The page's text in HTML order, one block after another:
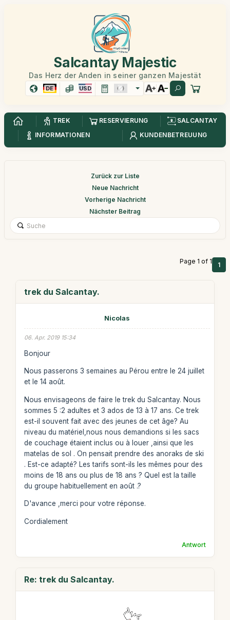
Salcantay Majestic
Das Herz der Anden in seiner ganzen Majestät
DE USD
TREK RESERVIERUNG
SALCANTAY
INFORMATIONEN
KUNDENBETREUUNG
Zurück zur Liste
Neue Nachricht
Vorherige Nachricht
Nächster Beitrag
Page 1 of 1 1
trek du Salcantay.
Nicolas
06. Apr. 2019 15:34
Bonjour
Nous passerons 3 semaines au Pérou entre le 24 juillet
et le 14 août.
Nous envisageons de faire le trek du Salcantay. Nous
sommes 5 :2 adultes et 3 ados de 13 à 17 ans. Ce trek
est-il souvent fait avec des jeunes de cet âge? Au
niveau du matériel,nous nous demandions si les sacs
de couchage étaient inclus ou à louer ,ainsi que les
matelas de sol . On pensait prendre des anoraks de ski
. Est-ce adapté? Les tarifs sont-ils les mêmes pour des
moins de 18 ans ou plus de 18 ans ? Quel est la taille
du groupe habituellement en août .?
D'avance ,merci pour votre réponse.
Cordialement
Antwort
Re: trek du Salcantay.